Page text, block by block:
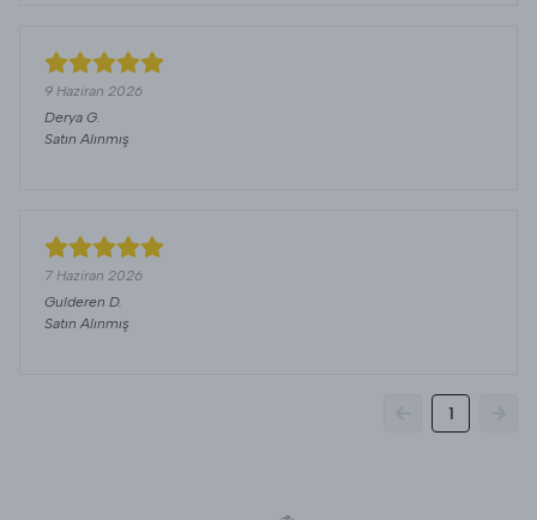
9 Haziran 2026
Derya G.
Satın Alınmış
7 Haziran 2026
Gulderen D.
Satın Alınmış
1